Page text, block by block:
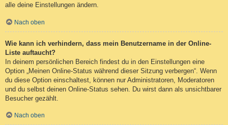
alle deine Einstellungen ändern.
Nach oben
Wie kann ich verhindern, dass mein Benutzername in der Online-
Liste auftaucht?
In deinem persönlichen Bereich findest du in den Einstellungen eine
Option „Meinen Online-Status während dieser Sitzung verbergen“. Wenn
du diese Option einschaltest, können nur Administratoren, Moderatoren
und du selbst deinen Online-Status sehen. Du wirst dann als unsichtbarer
Besucher gezählt.
Nach oben